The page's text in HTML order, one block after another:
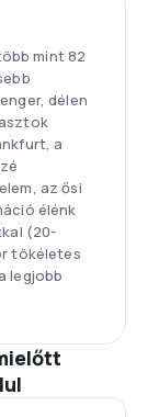
mint 82
délen
a
az ősi
élénk
(20-
tökéletes
legjobb